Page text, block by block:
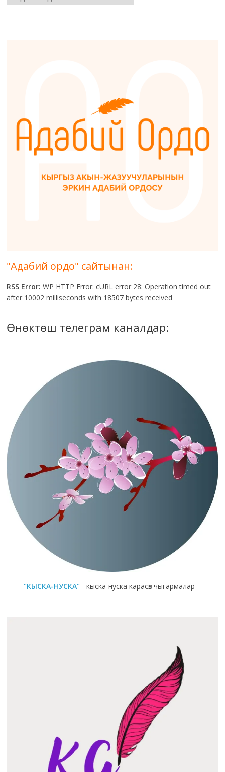
"Адабий ордо" сайтынан:
RSS Error: WP HTTP Error: cURL error 28: Operation timed out
after 10002 milliseconds with 18507 bytes received
Өнөктөш телеграм каналдар:
"КЫСКА-НУСКА" - кыска-нуска карасөз чыгармалар